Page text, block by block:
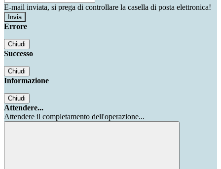
E-mail inviata, si prega di controllare la casella di posta elettronica!
Errore
Chiudi
Successo
Chiudi
Informazione
Chiudi
Attendere...
Attendere il completamento dell'operazione...